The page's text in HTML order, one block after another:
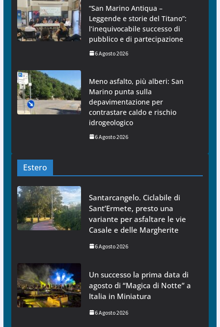
“San Marino Antiqua –
Leggende e storie del Titano”:
l’inequivocabile successo di
pubblico e di partecipazione
6 Agosto 2026
Meno asfalto, più alberi: San
Marino punta sulla
depavimentazione per
contrastare caldo e rischio
idrogeologico
6 Agosto 2026
Estero
Santarcangelo. Ciclabile di
Sant’Ermete, presto una
variante per asfaltare le vie
Casale e delle Margherite
6 Agosto 2026
Un successo la prima data di
agosto di “Magica di Notte” a
Italia in Miniatura
6 Agosto 2026